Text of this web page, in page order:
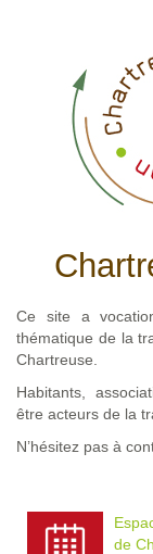
Ce site a
thématique de la
Chartreuse.
Habitants,
être acteurs de la
N’hésitez pas à
de